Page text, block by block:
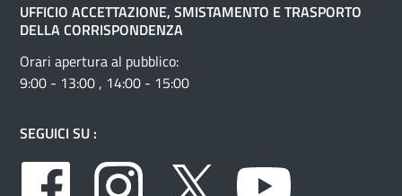
UFFICIO ACCETTAZIONE, SMISTAMENTO E TRASPORTO
DELLA CORRISPONDENZA
Orari apertura al pubblico:
9:00 - 13:00 , 14:00 - 15:00
SEGUICI SU :
Facebook
Instagram Twitter